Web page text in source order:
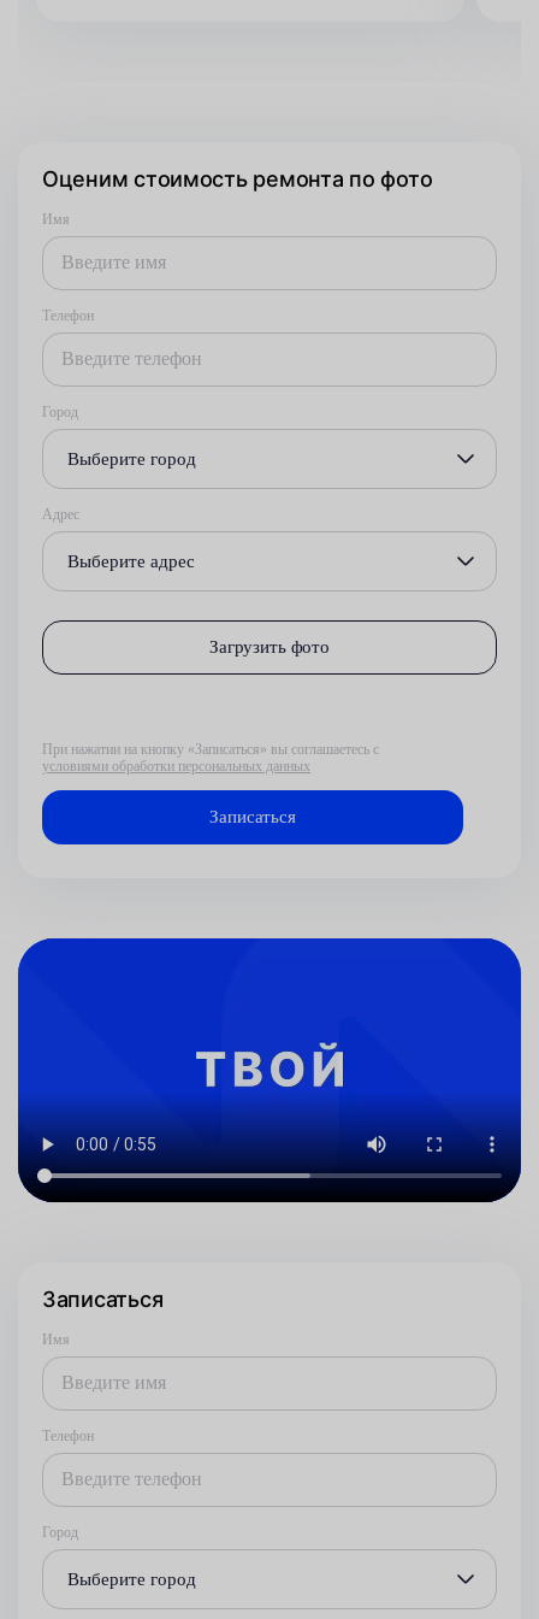
Оценим стоимость ремонта по фото
Имя
Телефон
Город
Выберите город
Адрес
Выберите адрес
Загрузить фото
При нажатии на кнопку «Записаться» вы соглашаетесь с
условиями обработки персональных данных
Записаться
Имя
Телефон
Город
Выберите город